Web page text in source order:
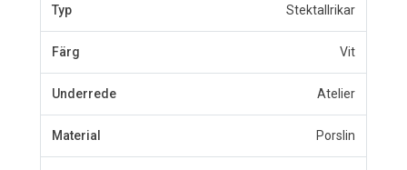
Typ Stektallrikar
Färg Vit
Underrede Atelier
Material Porslin